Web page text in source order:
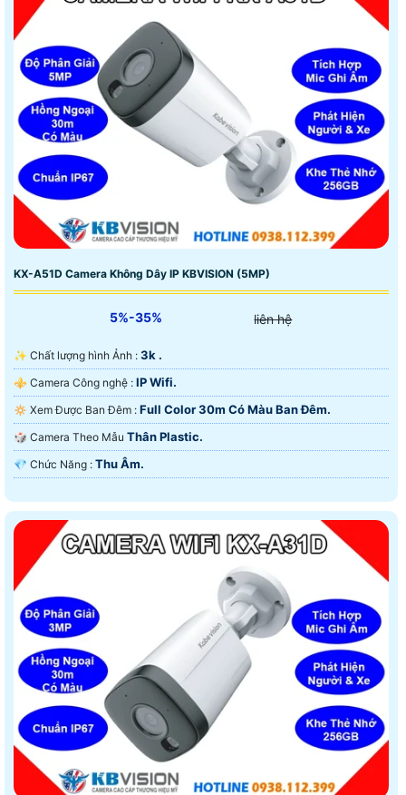
KX-A51D Camera Không Dây IP KBVISION (5MP)
5%-35% liên hệ
✨ Chất lượng hình Ảnh : 3k .
⚜️ Camera Công nghệ : IP Wifi.
🔅 Xem Được Ban Đêm : Full Color 30m Có Màu Ban Ðêm.
🎲 Camera Theo Mẫu Thân Plastic.
️💎 Chức Năng : Thu Âm.